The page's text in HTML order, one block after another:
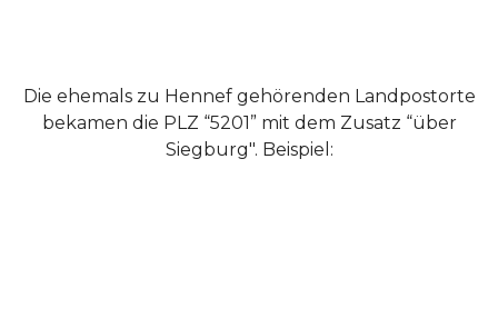
Die ehemals zu Hennef gehörenden Landpostorte
bekamen die PLZ “5201” mit dem Zusatz “über
Siegburg". Beispiel: